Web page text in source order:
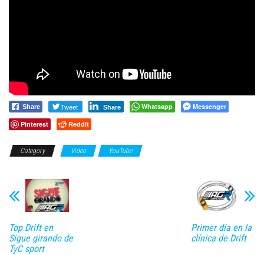
Share Tweet Share Whatsapp
Messenger
Pinterest
Reddit
Category Video YouTube
Top Drift en
Sigue girando de
TyC sport
Primer día en la
clínica de Drift